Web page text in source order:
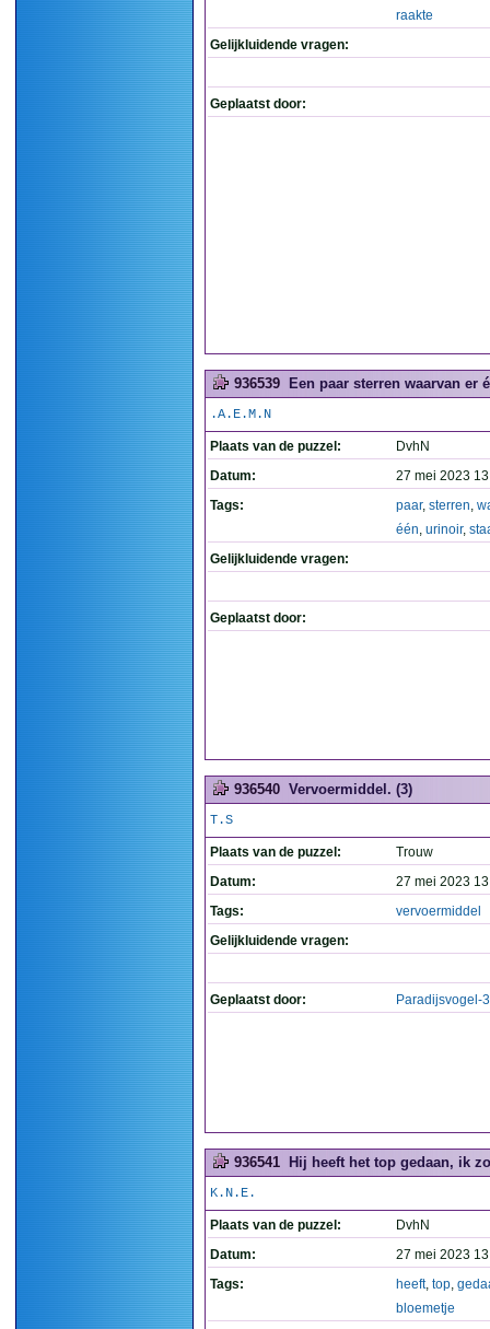
raakte
Gelijkluidende vragen:
Geplaatst door:
936539 Een paar sterren waarvan er
.A.E.M.N
Plaats van de puzzel:
DvhN
Datum:
27 mei 2023
Tags:
paar, sterren,
één, urinoir,
Gelijkluidende vragen:
Geplaatst door:
936540 Vervoermiddel. (3)
T.S
Plaats van de puzzel:
Trouw
Datum:
27 mei 2023
Tags:
vervoermiddel
Gelijkluidende vragen:
Geplaatst door: Paradijsvogel-
936541 Hij heeft het top gedaan, ik
K.N.E.
Plaats van de puzzel:
DvhN
Datum:
27 mei 2023
Tags:
heeft, top,
bloemetje